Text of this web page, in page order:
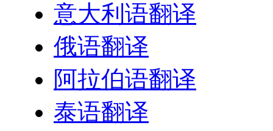
意大利语翻译
俄语翻译
阿拉伯语翻译
泰语翻译